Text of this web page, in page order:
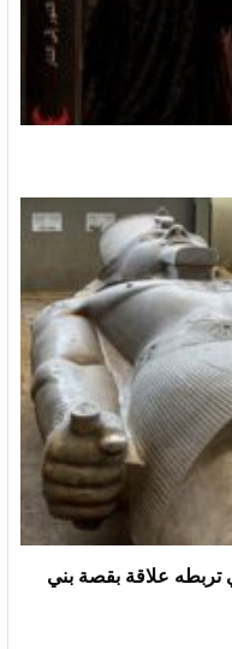
تربطه علاقة بقصة بني